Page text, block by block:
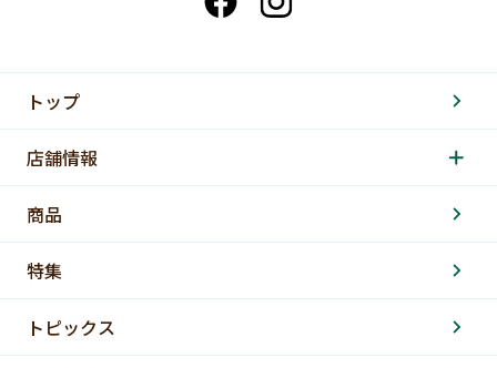
トップ
店舗情報
商品
特集
トピックス